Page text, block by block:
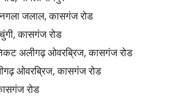
नगला जलाल, कासगंज रोड
चुंगी, कासगंज रोड
निकट अलीगढ़ ओवरब्रिज, कासगंज रोड
ओवरब्रिज, कासगंज रोड
रोड